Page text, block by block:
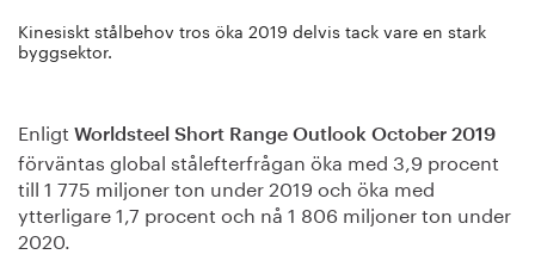
Kinesiskt stålbehov tros öka 2019 delvis tack vare en stark
byggsektor.
Enligt Worldsteel Short Range Outlook October 2019
förväntas global stålefterfrågan öka med 3,9 procent
till 1 775 miljoner ton under 2019 och öka med
ytterligare 1,7 procent och nå 1 806 miljoner ton under
2020.